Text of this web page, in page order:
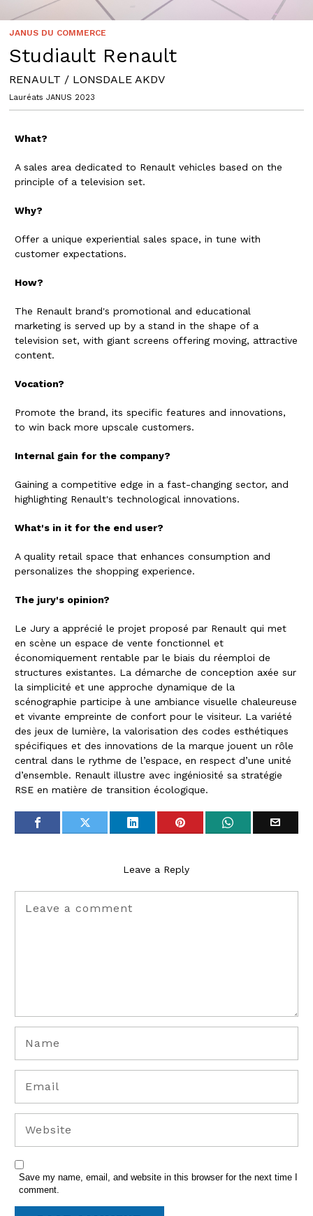
JANUS DU COMMERCE
Studiault Renault
RENAULT / LONSDALE AKDV
Lauréats JANUS 2023
What?
A sales area dedicated to Renault vehicles based on the
principle of a television set.
Why?
Offer a unique experiential sales space, in tune with
customer expectations.
How?
The Renault brand's promotional and educational
marketing is served up by a stand in the shape of a
television set, with giant screens offering moving, attractive
content.
Vocation?
Promote the brand, its specific features and innovations,
to win back more upscale customers.
Internal gain for the company?
Gaining a competitive edge in a fast-changing sector, and
highlighting Renault's technological innovations.
What's in it for the end user?
A quality retail space that enhances consumption and
personalizes the shopping experience.
The jury's opinion?
Le Jury a apprécié le projet proposé par Renault qui met
en scène un espace de vente fonctionnel et
économiquement rentable par le biais du réemploi de
structures existantes. La démarche de conception axée sur
la simplicité et une approche dynamique de la
scénographie participe à une ambiance visuelle chaleureuse
et vivante empreinte de confort pour le visiteur. La variété
des jeux de lumière, la valorisation des codes esthétiques
spécifiques et des innovations de la marque jouent un rôle
central dans le rythme de l’espace, en respect d’une unité
d’ensemble. Renault illustre avec ingéniosité sa stratégie
RSE en matière de transition écologique.
Leave a Reply
Save my name, email, and website in this browser for the next time I
comment.